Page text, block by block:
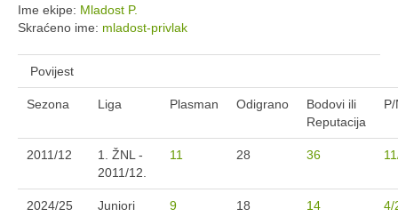
Veterani
Login
Ime ekipe: Mladost P.
Skraćeno ime: mladost-privlak
Povijest
Sezona Liga Plasman Odigrano
Bodovi ili
Reputacija
2011/12
1. ŽNL -
2011/12.
11 28 36
2024/25 Juniori 9 18 14 4/